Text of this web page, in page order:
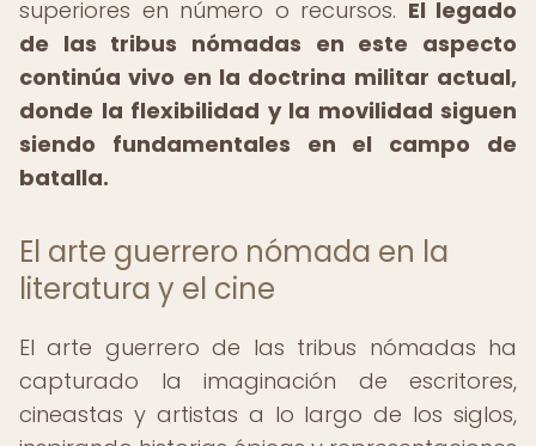
superiores en número o recursos. El legado
de las tribus nómadas en este aspecto
continúa vivo en la doctrina militar actual,
donde la flexibilidad y la movilidad siguen
siendo fundamentales en el campo de
batalla.
El arte guerrero nómada en la
literatura y el cine
El arte guerrero de las tribus nómadas ha
capturado la imaginación de escritores,
cineastas y artistas a lo largo de los siglos,